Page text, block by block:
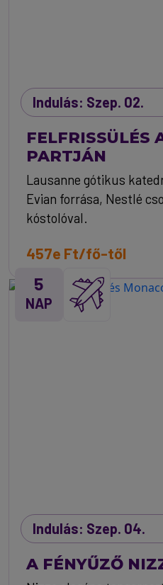
Indulás: Szep. 02.
FELFRISSÜLÉS
PARTJÁN
Lausanne gótikus
Evian forrása, Nestlé
kóstolóval.
457e Ft/fő-től
5
NAP
Indulás: Szep. 04.
A FÉNYŰZŐ